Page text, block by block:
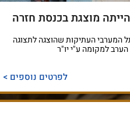
מוצגת בכנסת חזרה
המערבי העתיקות שהוצגה לתצוגה
למקומה ע"י יו"ר
לפרטים נוספים >